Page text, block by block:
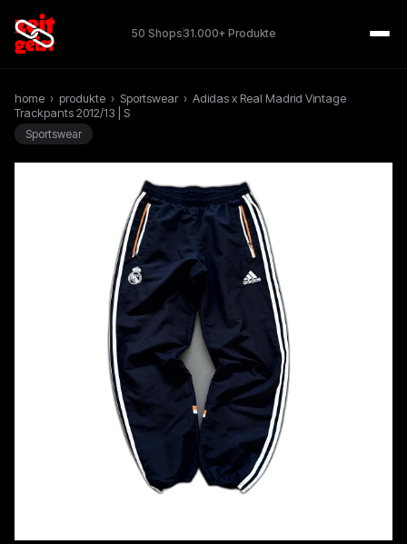
50 Shops31.000+ Produkte
home › produkte › Sportswear › Adidas x Real Madrid Vintage
Trackpants 2012/13 | S
Sportswear